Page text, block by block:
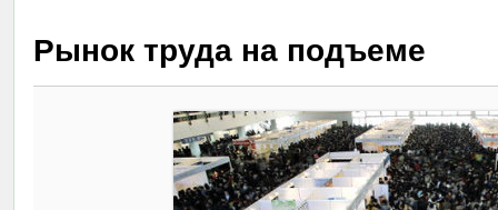
Рынок труда на подъеме